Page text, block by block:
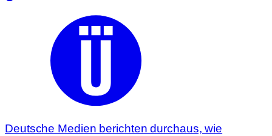
Deutsche Medien berichten durchaus, wie